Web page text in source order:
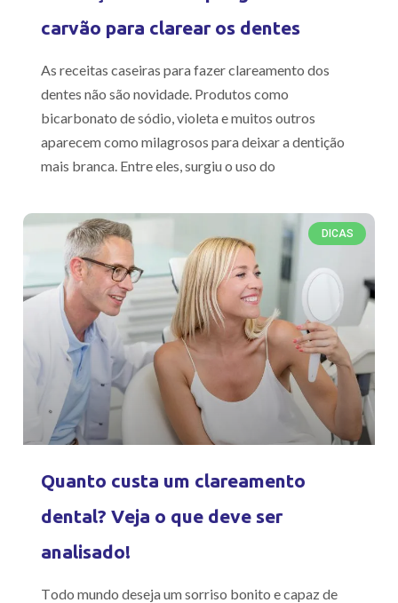
carvão para clarear os dentes
As receitas caseiras para fazer clareamento dos
dentes não são novidade. Produtos como
bicarbonato de sódio, violeta e muitos outros
aparecem como milagrosos para deixar a dentição
mais branca. Entre eles, surgiu o uso do
DICAS
Quanto custa um clareamento
dental? Veja o que deve ser
analisado!
Todo mundo deseja um sorriso bonito e capaz de